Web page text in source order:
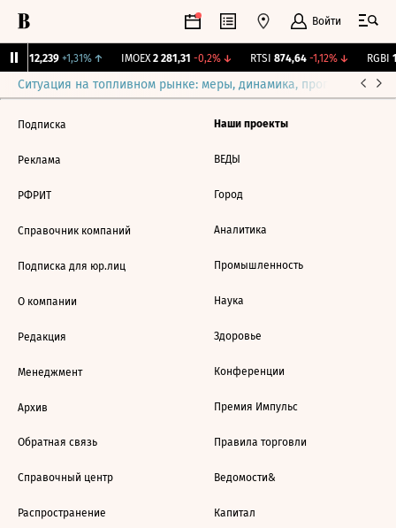
Войти
12,239 +1,31%↑ IMOEX 2 281,31 -0,2%↓ RTSI 874,64 -1,12%↓ RGBI
Ситуация на топливном рынке: меры, динамика, прогнозы
Подписка
Реклама
РФРИТ
Справочник компаний
Подписка для юр.лиц
О компании
Редакция
Менеджмент
Архив
Обратная связь
Справочный центр
Распространение
Наши проекты
ВЕДЫ
Город
Аналитика
Промышленность
Наука
Здоровье
Конференции
Премия Импульс
Правила торговли
Ведомости&
Капитал